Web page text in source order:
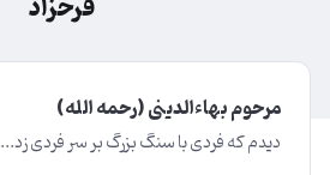
مرحوم بهاءالدینی (رحمه الله)
دیدم که فردی با سنگ بزرگ بر سر فردی زد...